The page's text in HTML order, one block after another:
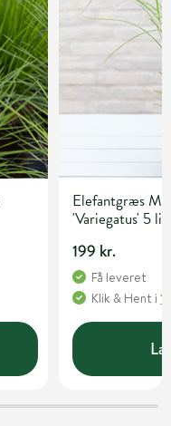
Elefantgræs
'Variegatus' 5
199 kr.
Få leveret
Klik & Hent i